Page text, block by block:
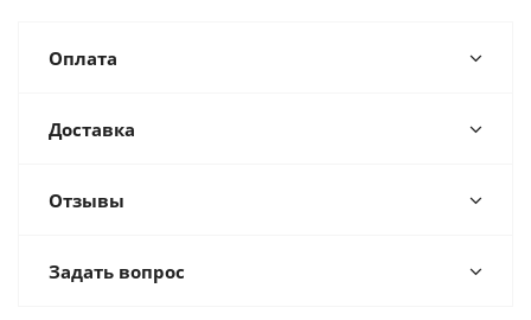
Оплата
Доставка
Отзывы
Задать вопрос